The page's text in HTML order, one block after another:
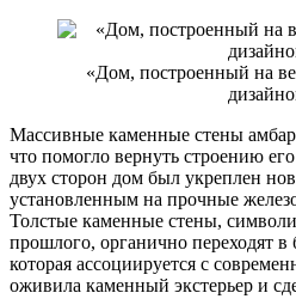
«Дом, построенный на
Массивные каменные стены
что помогло вернуть строению
двух сторон дом был укреплен
установленным на прочные
Толстые каменные стены,
прошлого, органично переходят в
которая ассоциируется с
оживила каменный экстерьер и